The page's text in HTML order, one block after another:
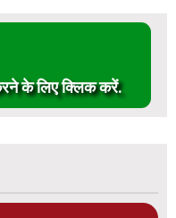
के लिए क्लिक करें.